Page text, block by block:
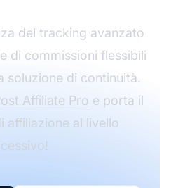
del tracking avanzato
di commissioni flessibili
soluzione di continuità.
Affiliate Pro e porta il
affiliazione al livello